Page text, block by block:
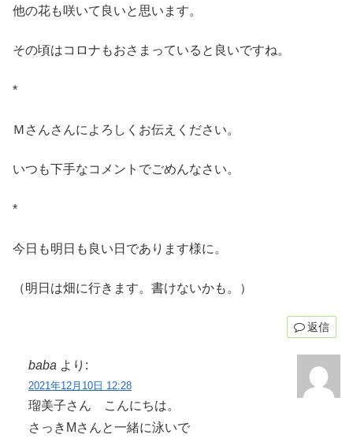
他の花も咲いて良いと思います。
その頃はコロナもおさまっていると良いですね。
*
Ｍさんさんによろしくお伝えください。
いつも下手なコメントでごめんなさい。
*
今日も明日も良い日であります様に。
（明日は畑に行きます。書けないかも。）
返信
baba より:
2021年12月10日 12:28
瑠美子さん こんにちは。
さっきMさんと一緒に泳いで